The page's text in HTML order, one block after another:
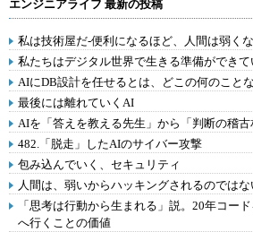
エンジニアライフ 最新の投稿
私は技術屋だ-便利になるほど、人間は弱く
私たちはデジタル世界で生きる準備ができて
AIにDB設計を任せるとは、どこの何のこと
最後には離れていくAI
AIを「答えを教える先生」から「判断の稽
482.「脱走」したAIのサイバー攻撃
包み込んでいく、セキュリティ
人間は、弱いからハッキングされるのではな
「思考は行動から生まれる」説。20年コー
へ行くことの価値